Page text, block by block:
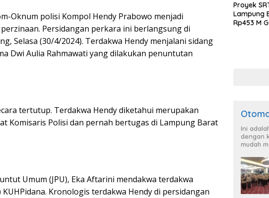
Oknum polisi Kompol Hendy Prabowo menjadi
Persidangan perkara ini berlangsung di
Selasa (30/4/2024). Terdakwa Hendy menjalani sidang
Dwi Aulia Rahmawati yang dilakukan penuntutan
tertutup. Terdakwa Hendy diketahui merupakan
Komisaris Polisi dan pernah bertugas di Lampung Barat
Umum (JPU), Eka Aftarini mendakwa terdakwa
KUHPidana. Kronologis terdakwa Hendy di persidangan
Proyek
Lampung
Rp453 M
Ini
dengan
mudah